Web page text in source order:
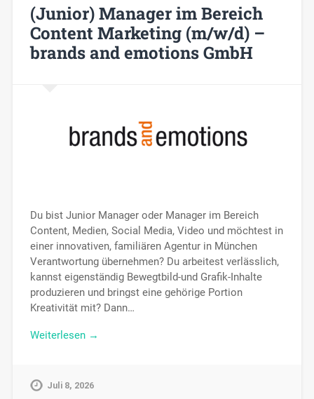
(Junior) Manager im Bereich
Content Marketing (m/w/d) –
brands and emotions GmbH
Du bist Junior Manager oder Manager im Bereich
Content, Medien, Social Media, Video und möchtest in
einer innovativen, familiären Agentur in München
Verantwortung übernehmen? Du arbeitest verlässlich,
kannst eigenständig Bewegtbild-und Grafik-Inhalte
produzieren und bringst eine gehörige Portion
Kreativität mit? Dann…
Weiterlesen →
Juli 8, 2026